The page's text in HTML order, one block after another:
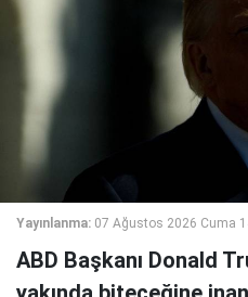
Yayınlanma: 07 Ağustos 2026 Cuma
ABD Başkanı Donald